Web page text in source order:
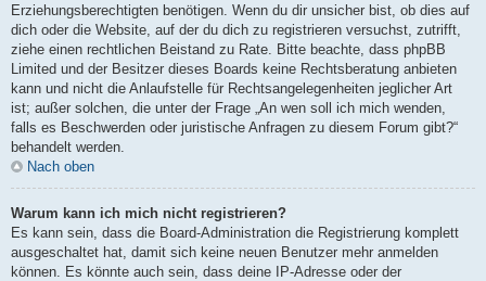
Erziehungsberechtigten benötigen. Wenn du dir unsicher bist, ob dies auf
dich oder die Website, auf der du dich zu registrieren versuchst, zutrifft,
ziehe einen rechtlichen Beistand zu Rate. Bitte beachte, dass phpBB
Limited und der Besitzer dieses Boards keine Rechtsberatung anbieten
kann und nicht die Anlaufstelle für Rechtsangelegenheiten jeglicher Art
ist; außer solchen, die unter der Frage „An wen soll ich mich wenden,
falls es Beschwerden oder juristische Anfragen zu diesem Forum gibt?“
behandelt werden.
Nach oben
Warum kann ich mich nicht registrieren?
Es kann sein, dass die Board-Administration die Registrierung komplett
ausgeschaltet hat, damit sich keine neuen Benutzer mehr anmelden
können. Es könnte auch sein, dass deine IP-Adresse oder der